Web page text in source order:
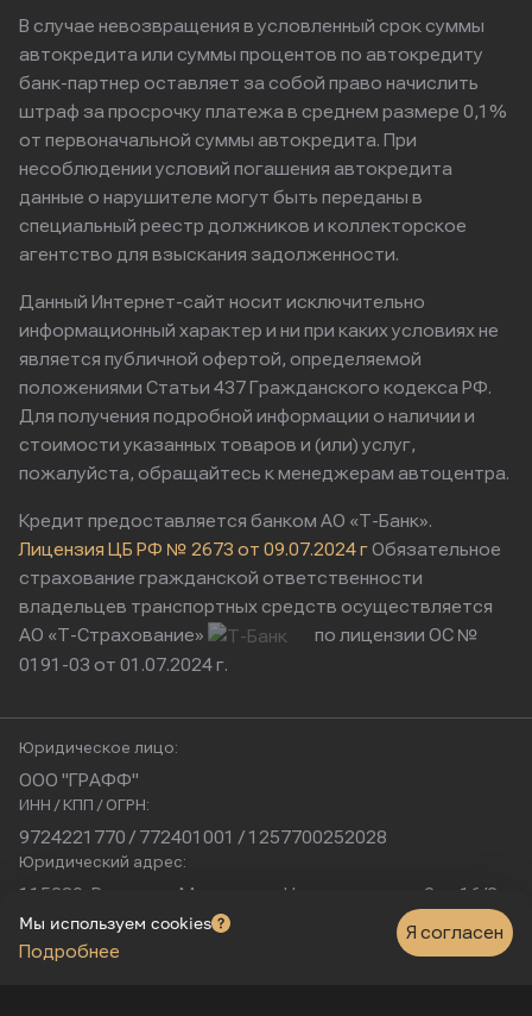
В случае невозвращения в условленный срок суммы
автокредита или суммы процентов по автокредиту
банк-партнер оставляет за собой право начислить
штраф за просрочку платежа в среднем размере 0,1%
от первоначальной суммы автокредита. При
несоблюдении условий погашения автокредита
данные о нарушителе могут быть переданы в
специальный реестр должников и коллекторское
агентство для взыскания задолженности.
Данный Интернет-сайт носит исключительно
информационный характер и ни при каких условиях не
является публичной офертой, определяемой
положениями Статьи 437 Гражданского кодекса РФ.
Для получения подробной информации о наличии и
стоимости указанных товаров и (или) услуг,
пожалуйста, обращайтесь к менеджерам автоцентра.
Кредит предоставляется банком АО «Т-Банк».
Лицензия ЦБ РФ № 2673 от 09.07.2024 гОбязательное
страхование гражданской ответственности
владельцев транспортных средств осуществляется
АО «Т-Страхование»
по лицензии ОС №
0191-03 от 01.07.2024 г.
Юридическое лицо:
ООО "ГРАФФ"
ИНН / КПП / ОГРН:
9724221770 / 772401001 / 1257700252028
Юридический адрес:
115230, Россия, г. Москва, ул. Нагатинская, д. 2, п. 16/2
Физический адрес:
г. Москва, Нагатинская улица, 16к1с5
Мы используем cookies
Подробнее
Я согласен